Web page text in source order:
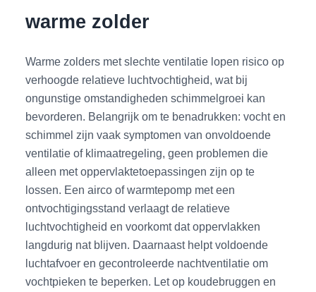
warme zolder
Warme zolders met slechte ventilatie lopen risico op
verhoogde relatieve luchtvochtigheid, wat bij
ongunstige omstandigheden schimmelgroei kan
bevorderen. Belangrijk om te benadrukken: vocht en
schimmel zijn vaak symptomen van onvoldoende
ventilatie of klimaatregeling, geen problemen die
alleen met oppervlaktetoepassingen zijn op te
lossen. Een airco of warmtepomp met een
ontvochtigingsstand verlaagt de relatieve
luchtvochtigheid en voorkomt dat oppervlakken
langdurig nat blijven. Daarnaast helpt voldoende
luchtafvoer en gecontroleerde nachtventilatie om
vochtpieken te beperken. Let op koudebruggen en